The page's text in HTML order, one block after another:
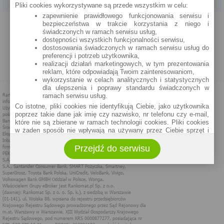
PROGRAM PARTNERSKI O NAS REKLAMA REGULAMIN
POLITYKA PRYWATNOŚCI POLITYKA COOKIES ZASADY PLASOWANIA
Pliki cookies wykorzystywane są przede wszystkim w celu:
zapewnienie prawidłowego funkcjonowania serwisu i
bezpieczeństwa w trakcie korzystania z niego i
świadczonych w ramach serwisu usług,
dostępności wszystkich funkcjonalności serwisu,
dostosowania świadczonych w ramach serwisu usług do
preferencji i potrzeb użytkownika,
realizacji działań marketingowych, w tym prezentowania
reklam, które odpowiadają Twoim zainteresowaniom,
wykorzystanie w celach analitycznych i statystycznych
dla ulepszenia i poprawy standardu świadczonych w
ramach serwisu usług.
Co istotne, pliki cookies nie identyfikują Ciebie, jako użytkownika
poprzez takie dane jak imię czy nazwisko, nr telefonu czy e-mail,
które nie są zbierane w ramach technologii cookies. Pliki cookies
w żaden sposób nie wpływają na używany przez Ciebie sprzęt i
Zakres wykorzystywania plików cookies możliwy jest do
określenia w ustawieniach przeglądarki każdego użytkownika. Bez
wprowadzenia zmian ustawień, informacje w plikach cookies mogą
być zapisywane w pamięci Twojego urządzenia.
Administratorem danych pozyskiwanych w technologii cookies jest
spółka Rankomat.pl Sp. z o.o. (dawniej: Rankomat Sp. z o. o. Sp.
k.) z siedzibą w Warszawie, ul. Wolska 88, 01 - 141 Warszawa.
Możesz jako użytkownik w każdym czasie skontaktować się z
administratorem pod adresem bok@ebroker.pl, jak również wyrazić
Przejdź do serwisu